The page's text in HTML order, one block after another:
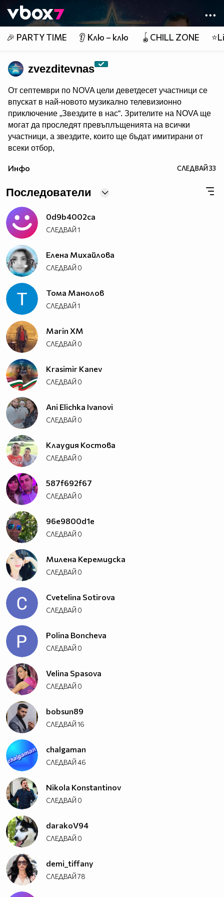
👾
🎉 PARTY TIME 👂 Клю – клю 🪀CHILL ZONE
zvezditevnas
От септември по NOVA цели деветдесет участници се
впускат в най-новото музикално телевизионно
приключение „Звездите в нас“. Зрителите на NOVA ще
могат да проследят превъплъщенията на всички
участници, а звездите, които ще бъдат имитирани от
всеки отбор,
седмица 5 отбора ще представят 5 звездни образа и
но само най-добрите ще продължат към следващия
етап на музикалното предизвикателство.
Инфо СЛЕДВАЙ33
Последователи
0d9b4002ca
СЛЕДВАЙ1
Елена Михайлова
СЛЕДВАЙ 0
Тома Манолов
СЛЕДВАЙ1
Marin XM
СЛЕДВАЙ 0
Krasimir Kanev
СЛЕДВАЙ 0
Ani Elichka Ivanovi
СЛЕДВАЙ 0
Клаудия Костова
СЛЕДВАЙ 0
587f692f67
СЛЕДВАЙ 0
96e9800d1e
СЛЕДВАЙ 0
Милена Керемидска
СЛЕДВАЙ 0
Cvetelina Sotirova
СЛЕДВАЙ 0
Polina Boncheva
СЛЕДВАЙ 0
Velina Spasova
СЛЕДВАЙ 0
bobsun89
СЛЕДВАЙ16
chalgaman
СЛЕДВАЙ46
Nikola Konstantinov
СЛЕДВАЙ 0
darakoV94
СЛЕДВАЙ 0
demi_tiffany
СЛЕДВАЙ78